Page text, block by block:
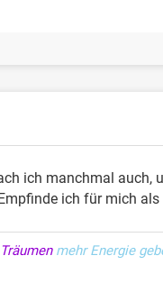
ich manchmal
ich für mich
Träumen mehr Energie